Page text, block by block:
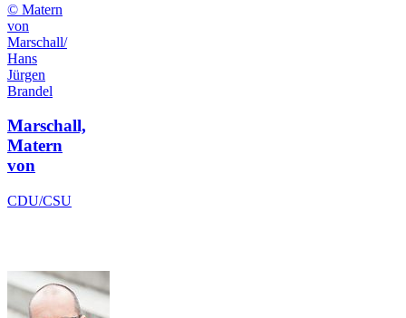
© Matern
von
Marschall/
Hans
Jürgen
Brandel
Marschall,
Matern
von
CDU/CSU